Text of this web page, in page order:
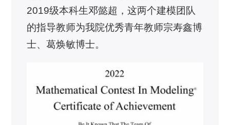
2019级本科生邓懿超，这两个建模团队
的指导教师为我院优秀青年教师宗寿鑫博
士、葛焕敏博士。